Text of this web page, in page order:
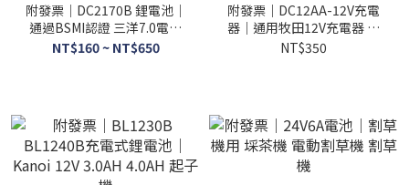
附發票｜DC2170B 鋰電池｜
通過BSMI認證 三洋7.0電池
21V鋰電 DC2170 DC21AA
NT$160 ~ NT$650
附發票｜DC12AA-12V充電
器｜通用牧田12V充電器 鋰
電池專用 滑軌式充電
NT$350